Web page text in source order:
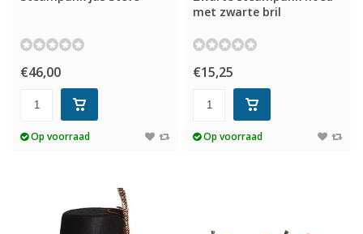
€46,00
Op voorraad
met zwarte bril
€15,25
Op voorraad